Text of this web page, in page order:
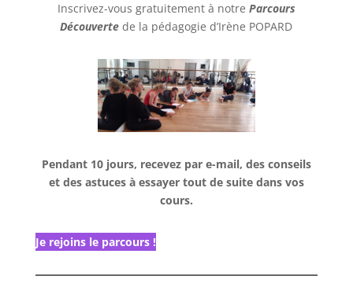
Inscrivez-vous gratuitement à notre Parcours
Découvertede la pédagogie d’Irène POPARD
Pendant 10 jours, recevez par e-mail, des conseils
et des astuces à essayer tout de suite dans vos
cours.
Je rejoins le parcours !